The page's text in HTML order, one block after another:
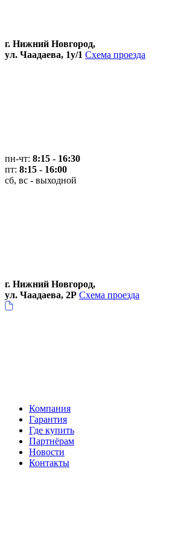
г. Нижний Новгород,
ул. Чаадаева, 1у/1 Схема проезда
пн-чт: 8:15 - 16:30
пт: 8:15 - 16:00
сб, вс - выходной
г. Нижний Новгород,
ул. Чаадаева, 2Р Схема проезда
Компания
Гарантия
Где купить
Партнёрам
Новости
Контакты